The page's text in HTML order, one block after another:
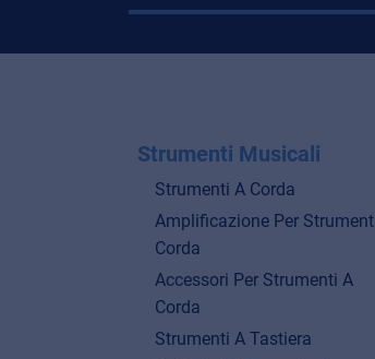
Strumenti Musicali
Strumenti A Corda
Amplificazione Per
Corda
Accessori Per Strumenti A
Corda
Strumenti A Tastiera